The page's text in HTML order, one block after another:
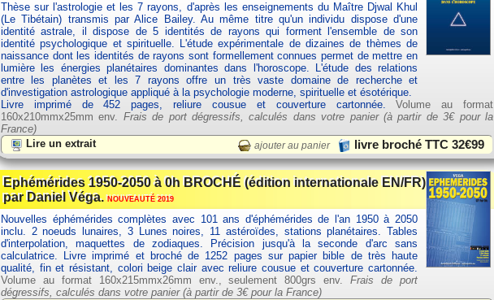
Thèse sur l'astrologie et les 7 rayons, d'après les enseignements du Maître Djwal Khul
(Le Tibétain) transmis par Alice Bailey. Au même titre qu'un individu dispose d'une
identité astrale, il dispose de 5 identités de rayons qui forment l'ensemble de son
identité psychologique et spirituelle. L'étude expérimentale de dizaines de thèmes de
naissance dont les identités de rayons sont formellement connues permet de mettre en
lumière les énergies planétaires dominantes dans l'horoscope. L'étude des relations
entre les planètes et les 7 rayons offre un très vaste domaine de recherche et
d'investigation astrologique appliqué à la psychologie moderne, spirituelle et ésotérique.
Livre imprimé de 452 pages, reliure cousue et couverture cartonnée.Volume au format
160x210mmx25mm env. Frais de port dégressifs, calculés dans votre panier (à partir de3€ pour la
France)
Lire un extrait
ajouter au panier livre broché TTC32€99
Ephémérides 1950-2050 à 0h BROCHÉ (édition internationale EN/FR)
par Daniel Véga.NOUVEAUTÉ 2019
Nouvelles éphémérides complètes avec 101 ans d'éphémérides de l'an 1950 à 2050
inclu. 2 noeuds lunaires, 3 Lunes noires, 11 astéroïdes, stations planétaires. Tables
d'interpolation, maquettes de zodiaques. Précision jusqu'à la seconde d'arc sans
calculatrice. Livre imprimé et broché de 1252 pages sur papier bible de très haute
qualité, fin et résistant, colori beige clair avec reliure cousue et couverture cartonnée.
Volume au format 160x215mmx26mm env., seulement 800grs env.Frais de port
dégressifs, calculés dans votre panier (à partir de 3€ pour la France)